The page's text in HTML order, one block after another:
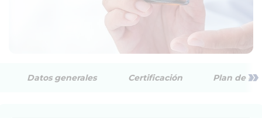
Datos generales Certificación Plan de »